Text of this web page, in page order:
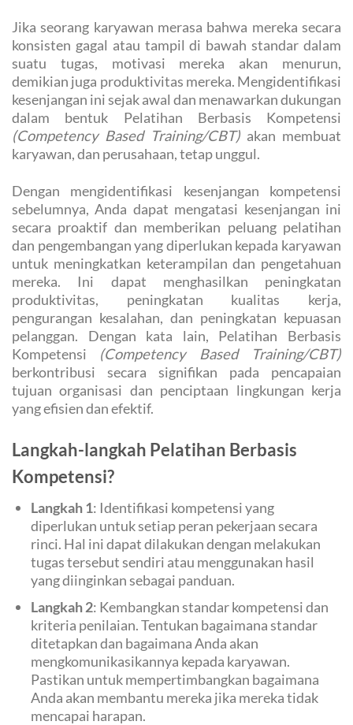
Jika seorang karyawan merasa bahwa mereka secara
konsisten gagal atau tampil di bawah standar dalam
suatu tugas, motivasi mereka akan menurun,
demikian juga produktivitas mereka. Mengidentifikasi
kesenjangan ini sejak awal dan menawarkan dukungan
dalam bentuk Pelatihan Berbasis Kompetensi
(Competency Based Training/CBT) akan membuat
karyawan, dan perusahaan, tetap unggul.
Dengan mengidentifikasi kesenjangan kompetensi
sebelumnya, Anda dapat mengatasi kesenjangan ini
secara proaktif dan memberikan peluang pelatihan
dan pengembangan yang diperlukan kepada karyawan
untuk meningkatkan keterampilan dan pengetahuan
mereka. Ini dapat menghasilkan peningkatan
produktivitas, peningkatan kualitas kerja,
pengurangan kesalahan, dan peningkatan kepuasan
pelanggan. Dengan kata lain, Pelatihan Berbasis
Kompetensi (Competency Based Training/CBT)
berkontribusi secara signifikan pada pencapaian
tujuan organisasi dan penciptaan lingkungan kerja
yang efisien dan efektif.
Langkah-langkah Pelatihan Berbasis
Kompetensi?
Langkah 1: Identifikasi kompetensi yang
diperlukan untuk setiap peran pekerjaan secara
rinci. Hal ini dapat dilakukan dengan melakukan
tugas tersebut sendiri atau menggunakan hasil
yang diinginkan sebagai panduan.
Langkah 2: Kembangkan standar kompetensi dan
kriteria penilaian. Tentukan bagaimana standar
ditetapkan dan bagaimana Anda akan
mengkomunikasikannya kepada karyawan.
Pastikan untuk mempertimbangkan bagaimana
Anda akan membantu mereka jika mereka tidak
mencapai harapan.